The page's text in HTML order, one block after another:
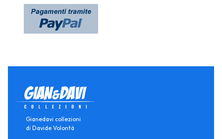
Gianedavi collezioni
di Davide Volontà